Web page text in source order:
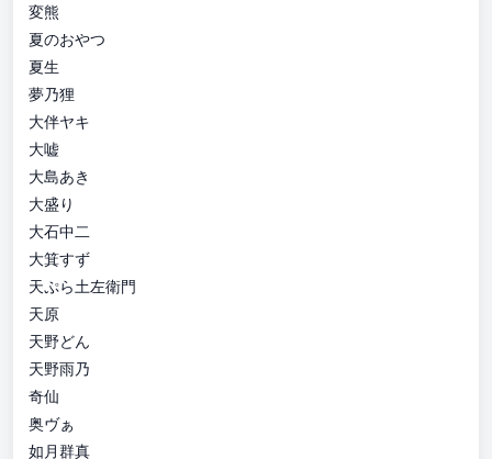
変熊
夏のおやつ
夏生
夢乃狸
大伴ヤキ
大嘘
大島あき
大盛り
大石中二
大箕すず
天ぷら土左衛門
天原
天野どん
天野雨乃
奇仙
奥ヴぁ
如月群真